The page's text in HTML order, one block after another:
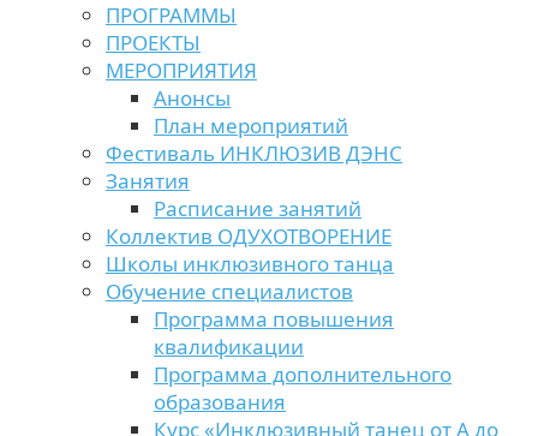
ПРОГРАММЫ
ПРОЕКТЫ
МЕРОПРИЯТИЯ
Анонсы
План мероприятий
Фестиваль ИНКЛЮЗИВ ДЭНС
Занятия
Расписание занятий
Коллектив ОДУХОТВОРЕНИЕ
Школы инклюзивного танца
Обучение специалистов
Программа повышения
квалификации
Программа дополнительного
образования
Курс «Инклюзивный танец от А до